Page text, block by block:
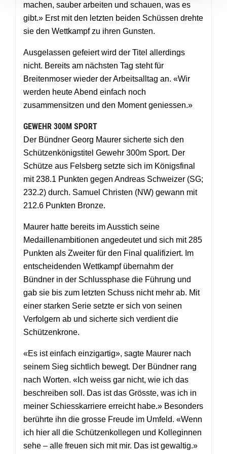
machen, sauber arbeiten und schauen, was es
gibt.» Erst mit den letzten beiden Schüssen drehte
sie den Wettkampf zu ihren Gunsten.
Ausgelassen gefeiert wird der Titel allerdings
nicht. Bereits am nächsten Tag steht für
Breitenmoser wieder der Arbeitsalltag an. «Wir
werden heute Abend einfach noch
zusammensitzen und den Moment geniessen.»
GEWEHR 300M SPORT
Der Bündner Georg Maurer sicherte sich den
Schützenkönigstitel Gewehr 300m Sport. Der
Schütze aus Felsberg setzte sich im Königsfinal
mit 238.1 Punkten gegen Andreas Schweizer (SG;
232.2) durch. Samuel Christen (NW) gewann mit
212.6 Punkten Bronze.
Maurer hatte bereits im Ausstich seine
Medaillenambitionen angedeutet und sich mit 285
Punkten als Zweiter für den Final qualifiziert. Im
entscheidenden Wettkampf übernahm der
Bündner in der Schlussphase die Führung und
gab sie bis zum letzten Schuss nicht mehr ab. Mit
einer starken Serie setzte er sich von seinen
Verfolgern ab und sicherte sich verdient die
Schützenkrone.
«Es ist einfach einzigartig», sagte Maurer nach
seinem Sieg sichtlich bewegt. Der Bündner rang
nach Worten. «Ich weiss gar nicht, wie ich das
beschreiben soll. Das ist das Grösste, was ich in
meiner Schiesskarriere erreicht habe.» Besonders
berührte ihn die grosse Freude im Umfeld. «Wenn
ich hier all die Schützenkollegen und Kolleginnen
sehe – alle freuen sich mit mir. Das ist gewaltig.»